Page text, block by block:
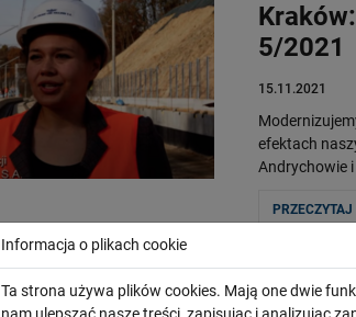
5/2021
15.11.2021
efektach
Andrychowie i
PRZECZYTAJ
Informacja o plikach cookie
Ta strona używa plików cookies. Mają one dwie
nam ulepszać nasze treści, zapisując i analizując